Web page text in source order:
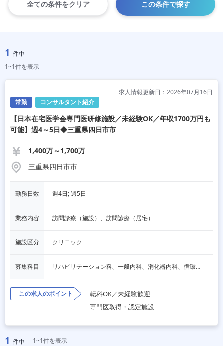
全ての条件をクリア この条件で探す
1 件中
1~1件を表示
常勤 コンサルタント紹介
求人情報更新日：2026年07月16日
【日本在宅医学会専門医研修施設／未経験OK／年収1700万円も
可能】週4～5日◆三重県四日市市
1,400万～1,700万
三重県四日市市
勤務日数 週4日; 週5日
業務内容 訪問診療（施設）、訪問診療（居宅）
施設区分 クリニック
募集科目 リハビリテーション科、一般内科、消化器内科、循環器内科、呼吸器内科、血液内科、心療内科、脳神経内科、内分泌内科、老人内科、一般外科、消化器外科、心臓外科、呼吸器外科、脳神経外科、整形外科、形成外科、泌尿器科、放射線科、人工透析、麻酔科
この求人のポイント
転科OK／未経験歓迎
専門医取得・認定施設
1 件中 1~1件を表示